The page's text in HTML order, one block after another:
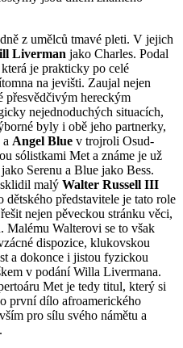
z umělců tmavé pleti. V jejich
Liverman jako Charles. Podal
je prakticky po celé
na jevišti. Zaujal nejen
přesvědčivým hereckým
nejednoduchých situacích,
byly i obě jeho partnerky,
Angel Blue v trojroli Osud-
sólistkami Met a známe je už
Serenu a Blue jako Bess.
malý Walter Russell III
představitele je tato role
nejen pěveckou stránku věci,
Malému Walterovi se to však
dispozice, klukovskou
a dokonce i jistou fyzickou
v podání Willa Livermana.
Met je tedy titul, který si
první dílo afroamerického
pro sílu svého námětu a